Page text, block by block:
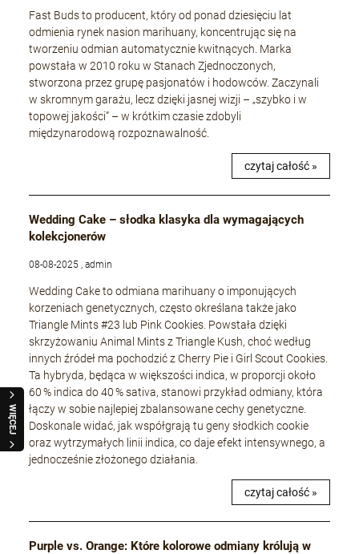
WIĘCEJ
Fast Buds to producent, który od ponad dziesięciu lat
odmienia rynek nasion marihuany, koncentrując się na
tworzeniu odmian automatycznie kwitnących. Marka
powstała w 2010 roku w Stanach Zjednoczonych,
stworzona przez grupę pasjonatów i hodowców. Zaczynali
w skromnym garażu, lecz dzięki jasnej wizji – „szybko i w
topowej jakości” – w krótkim czasie zdobyli
międzynarodową rozpoznawalność.
czytaj całość »
Wedding Cake – słodka klasyka dla wymagających
kolekcjonerów
08-08-2025 , admin
Wedding Cake to odmiana marihuany o imponujących
korzeniach genetycznych, często określana także jako
Triangle Mints #23 lub Pink Cookies. Powstała dzięki
skrzyżowaniu Animal Mints z Triangle Kush, choć według
innych źródeł ma pochodzić z Cherry Pie i Girl Scout Cookies.
Ta hybryda, będąca w większości indica, w proporcji około
60 % indica do 40 % sativa, stanowi przykład odmiany, która
łączy w sobie najlepiej zbalansowane cechy genetyczne.
Doskonale widać, jak współgrają tu geny słodkich cookie
oraz wytrzymałych linii indica, co daje efekt intensywnego, a
jednocześnie złożonego działania.
czytaj całość »
Purple vs. Orange: Które kolorowe odmiany królują w